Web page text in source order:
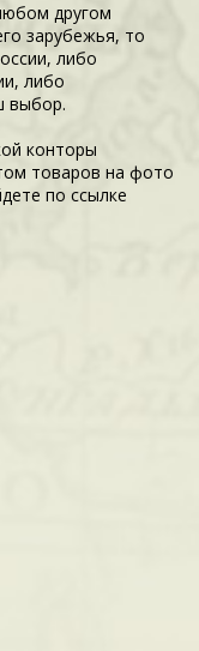
другом
зарубежья, то
либо
либо
выбор.
конторы
товаров на фото
по ссылке